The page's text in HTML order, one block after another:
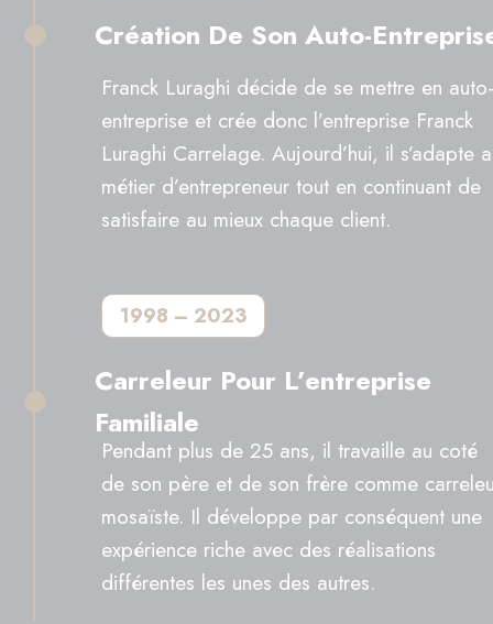
Création De Son Auto-
Franck Luraghi décide de se mettre en auto-
entreprise et crée donc l’entreprise Franck
Luraghi Carrelage. Aujourd’hui, il s’adapte
métier d’entrepreneur tout en continuant de
satisfaire au mieux chaque client.
1998 – 2023
Carreleur Pour L’entreprise
Familiale
Pendant plus de 25 ans, il travaille au coté
de son père et de son frère comme
mosaïste. Il développe par conséquent une
expérience riche avec des réalisations
différentes les unes des autres.